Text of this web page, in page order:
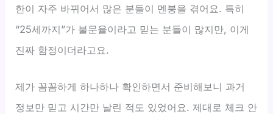
한이 자주 바뀌어서 많은 분들이 멘붕을 겪어요. 특히
“25세까지”가 불문율이라고 믿는 분들이 많지만, 이게
진짜 함정이더라고요.
제가 꼼꼼하게 하나하나 확인하면서 준비해보니 과거
정보만 믿고 시간만 날린 적도 있었어요. 제대로 체크 안